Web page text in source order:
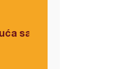
salata